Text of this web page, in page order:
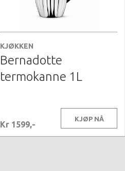
KJØKKEN
Bernadotte
termokanne 1L
Kr 1599,-
KJØP NÅ